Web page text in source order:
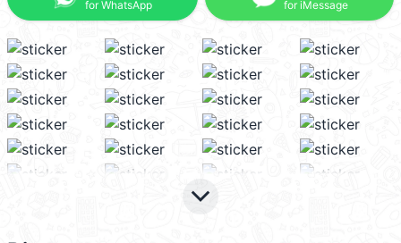
for WhatsApp for iMessage
keyboard_arrow_down